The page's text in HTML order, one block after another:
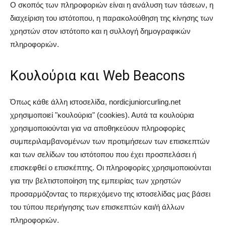
Ο σκοπός των πληροφοριών είναι η ανάλυση των τάσεων, η
διαχείριση του ιστότοπου, η παρακολούθηση της κίνησης των
χρηστών στον ιστότοπο και η συλλογή δημογραφικών
πληροφοριών.
Κουλούρια και Web Beacons
Όπως κάθε άλλη ιστοσελίδα, nordicjuniorcurling.net
χρησιμοποιεί "κουλούρια" (cookies). Αυτά τα κουλούρια
χρησιμοποιούνται για να αποθηκεύουν πληροφορίες
συμπεριλαμβανομένων των προτιμήσεων των επισκεπτών
και των σελίδων του ιστότοπου που έχει προσπελάσει ή
επισκεφθεί ο επισκέπτης. Οι πληροφορίες χρησιμοποιούνται
για την βελτιστοποίηση της εμπειρίας των χρηστών
προσαρμόζοντας το περιεχόμενο της ιστοσελίδας μας βάσει
του τύπου περιήγησης των επισκεπτών και/ή άλλων
πληροφοριών.